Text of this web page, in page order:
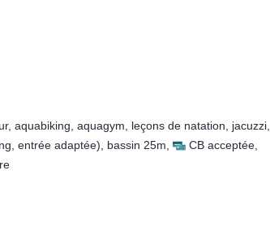
, aquabiking aquagym leçons de natation jacuzzi
entrée adaptée) bassin 25m CB acceptée